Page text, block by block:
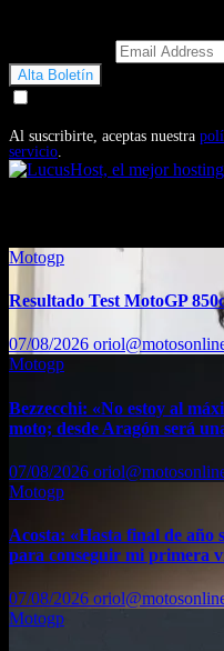
Al suscribirte, aceptas nuestra
servicio.
Motogp
Resultado Test MotoGP
07/08/2026
Motogp
Bezzecchi: «No estoy al
moto; desde Aragón será
07/08/2026
Motogp
Acosta: «Hasta final de
para conseguir mi primera
07/08/2026
Motogp